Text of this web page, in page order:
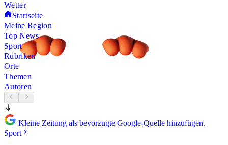
Wetter
Startseite
Meine Region
Top News
Sport
Rubriken
Orte
Themen
Autoren
Kleine Zeitung als bevorzugte Google-Quelle hinzufügen.
Sport